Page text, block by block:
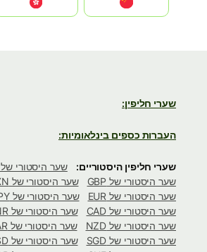
שערי חליפין:
העברות כספים בינלאומיות:
שערי חליפין היסטוריים:
שער היסטורי של AUD
שער היסטורי של GBP
שער היסטורי של MXN
שער היסטורי של EUR
שער היסטורי של JPY
שער היסטורי של CAD
שער היסטורי של INR
שער היסטורי של NZD
שער היסטורי של ZAR
שער היסטורי של SGD
שער היסטורי של USD